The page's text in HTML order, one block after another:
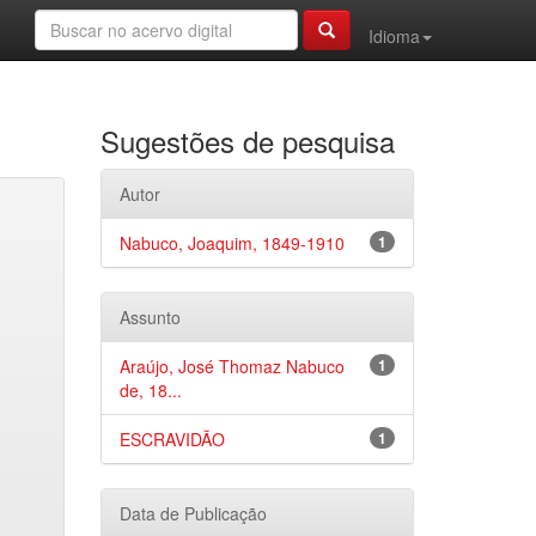
Idioma
Sugestões de pesquisa
Autor
1
Nabuco, Joaquim, 1849-1910
Assunto
1
Araújo, José Thomaz Nabuco
de, 18...
1
ESCRAVIDÃO
Data de Publicação